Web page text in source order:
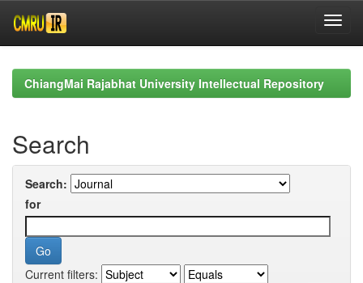
navigationChiangMai Rajabhat University Intellectual Repository
Search
Search:
for
Current filters: